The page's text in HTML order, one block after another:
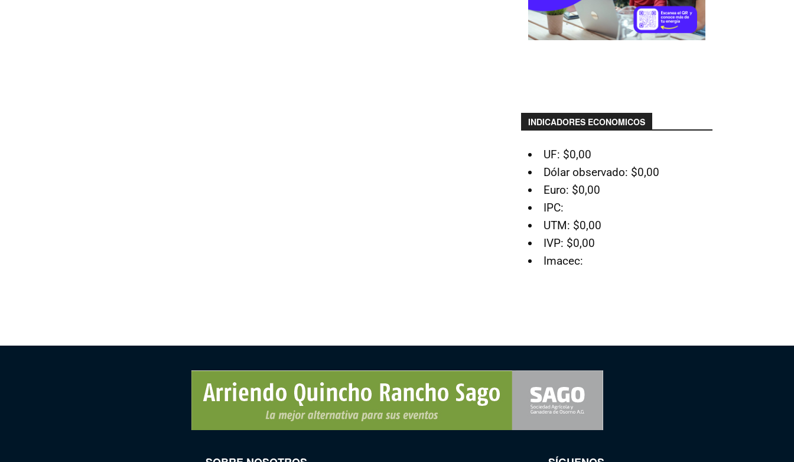
INDICADORES ECONOMICOS
UF: $0,00
Dólar observado: $0,00
Euro: $0,00
IPC:
UTM: $0,00
IVP: $0,00
Imacec: